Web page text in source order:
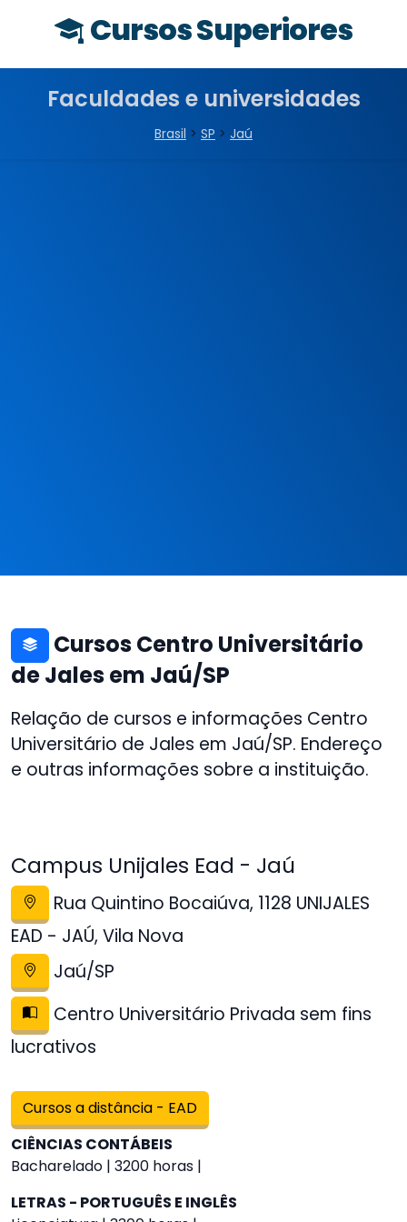
Cursos Superiores
Faculdades e universidades
Brasil > SP > Jaú
Cursos Centro Universitário
de Jales em Jaú/SP
Relação de cursos e informações Centro
Universitário de Jales em Jaú/SP. Endereço
e outras informações sobre a instituição.
Campus Unijales Ead - Jaú
Rua Quintino Bocaiúva, 1128 UNIJALES
EAD - JAÚ, Vila Nova
Jaú/SP
Centro Universitário Privada sem fins
lucrativos
Cursos a distância - EAD
CIÊNCIAS CONTÁBEIS
Bacharelado | 3200 horas |
LETRAS - PORTUGUÊS E INGLÊS